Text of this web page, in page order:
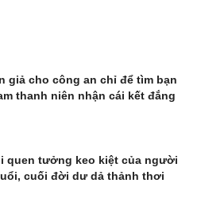
giả cho công an chỉ để tìm bạn
thanh niên nhận cái kết đắng
quen tưởng keo kiệt của người
cuối đời dư dả thảnh thơi